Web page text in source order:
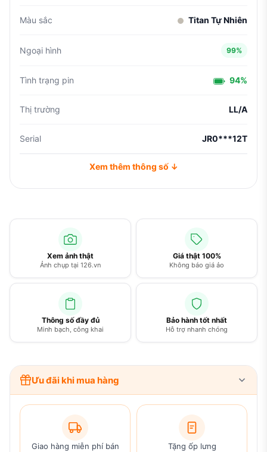
Xem ảnh thật
Ảnh chụp tại 126.vn
Giá thật 100%
Không báo giá ảo
Thông số đầy đủ
Minh bạch, công khai
Bảo hành tốt nhất
Hỗ trợ nhanh chóng
Màu sắc Titan Tự Nhiên
Ngoại hình 99%
Tình trạng pin 94%
Thị trường LL/A
Serial JR0***12T
Xem thêm thông số ↓
Ưu đãi khi mua hàng
Giao hàng miễn phí bán
Tặng ốp lưng